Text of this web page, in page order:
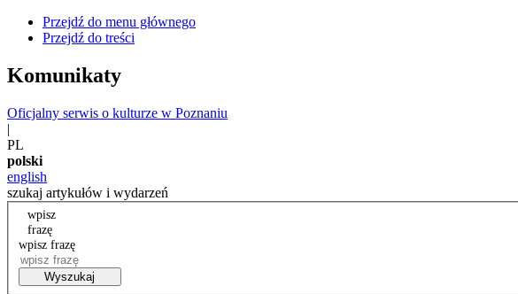
Przejdź do menu głównego
Przejdź do treści
Komunikaty
Oficjalny serwis o kulturze w Poznaniu
|
PL
polski
english
szukaj artykułów i wydarzeń
wpisz
frazę
wpisz frazę
Wyszukaj